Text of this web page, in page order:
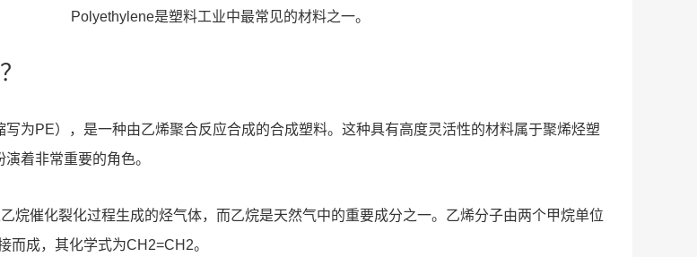
Polyethylene是塑料工业中最常见的材料之一。
为PE），是一种由乙烯聚合反应合成的合成塑料。这种具有高度灵活性的材料属于聚烯烃塑
着非常重要的角色。
烷催化裂化过程生成的烃气体，而乙烷是天然气中的重要成分之一。乙烯分子由两个甲烷单位
而成，其化学式为CH2=CH2。